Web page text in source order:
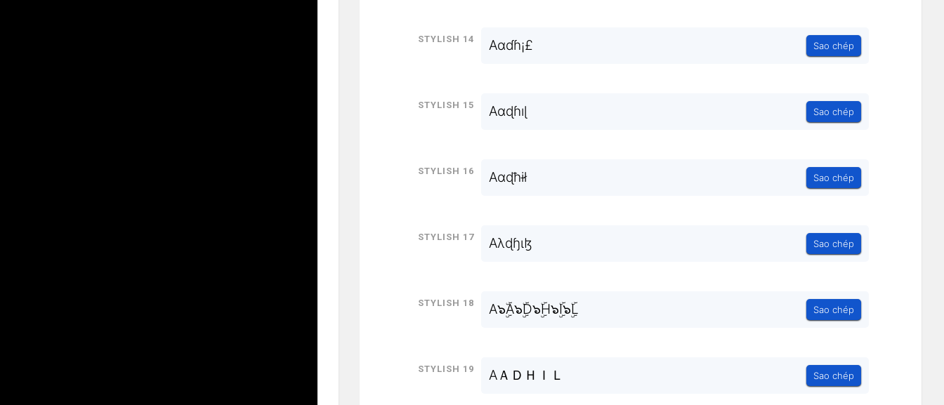
Stylish 14 Aɑɗɦ¡£ Sao chép
Stylish 15 Aɑɖɦıɭ Sao chép
Stylish 16 Aɑɖħɨł Sao chép
Stylish 17 Aλɖɧɩɮ Sao chép
Stylish 18 A๖ۣۜA๖ۣۜD๖ۣۜH๖ۣۜI๖ۣۜL Sao chép
Stylish 19 AＡＤＨＩＬ Sao chép